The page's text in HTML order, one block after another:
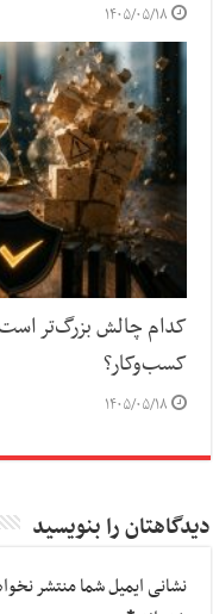
۱۴۰۵/۰۵/۱۸
کدام چالش بزرگ‌تر
کسب‌وکار؟
۱۴۰۵/۰۵/۱۸
دیدگاهتان را بنویسید
نشانی ایمیل شما منتشر